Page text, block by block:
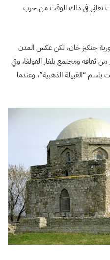
تعاني في ذلك الوقت من حرب
جنكيز خان، لكن عكس المدن
من ثقافة ومجتمع بلغار الفولغا، وفي
باسم “القبيلة الذهبية”، وعندما